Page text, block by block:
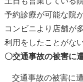
予約診療が可能な院
コンビニより店舗が
利用をしたことがな
〇交通事故の被害に
交通事故の被害に